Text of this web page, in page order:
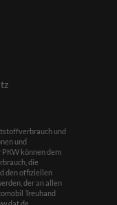
und
und
können dem
die
den offiziellen
der an allen
Treuhand